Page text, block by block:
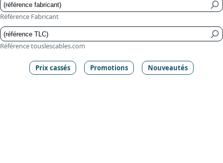
Référence Fabricant
Référence touslescables.com
Prix cassés Promotions Nouveautés